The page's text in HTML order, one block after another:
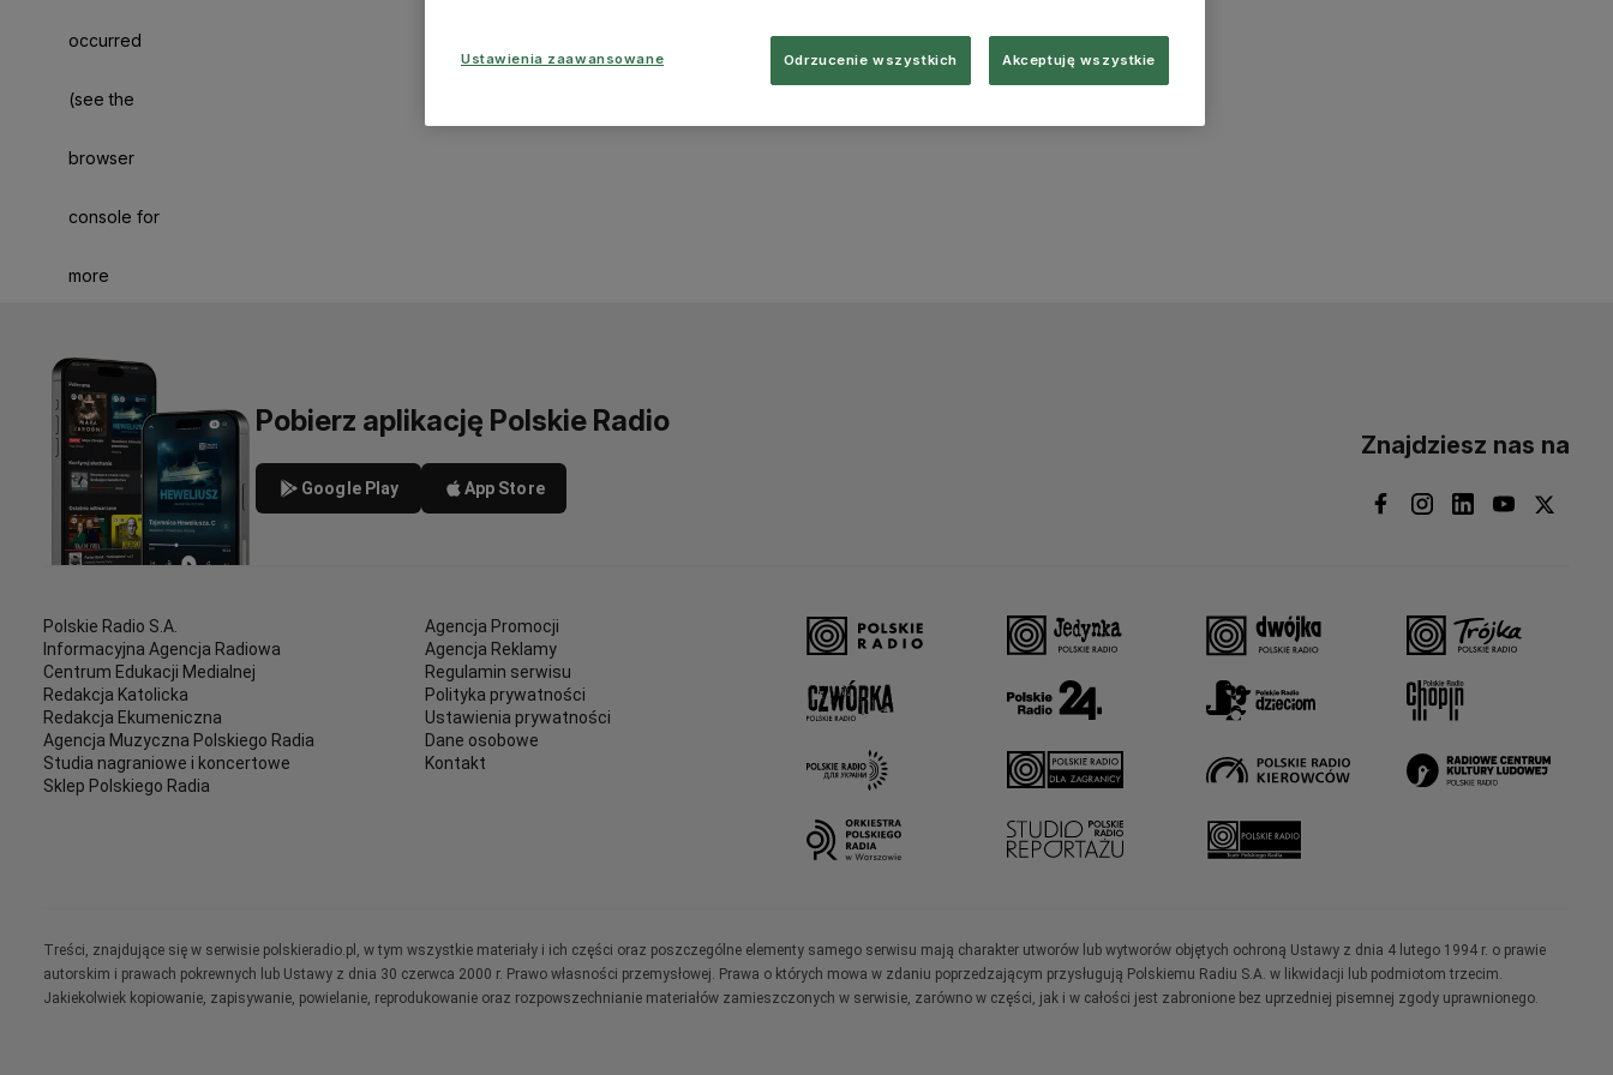
occurred
(see the
browser
console for
more
Pobierz aplikację Polskie Radio
Google Play App Store
Znajdziesz nas na
Polskie Radio S.A.
Informacyjna Agencja Radiowa
Centrum Edukacji Medialnej
Redakcja Katolicka
Redakcja Ekumeniczna
Agencja Muzyczna Polskiego Radia
Studia nagraniowe i koncertowe
Sklep Polskiego Radia
Agencja Promocji
Agencja Reklamy
Regulamin serwisu
Polityka prywatności
Ustawienia prywatności
Dane osobowe
Kontakt
Treści, znajdujące się w serwisie polskieradio.pl, w tym wszystkie materiały i ich części oraz poszczególne elementy samego serwisu mają charakter utworów lub wytworów objętych ochroną Ustawy z dnia 4 lutego 1994 r. o prawie
autorskim i prawach pokrewnych lub Ustawy z dnia 30 czerwca 2000 r. Prawo własności przemysłowej. Prawa o których mowa w zdaniu poprzedzającym przysługują Polskiemu Radiu S.A. w likwidacji lub podmiotom trzecim.
Jakiekolwiek kopiowanie, zapisywanie, powielanie, reprodukowanie oraz rozpowszechnianie materiałów zamieszczonych w serwisie, zarówno w części, jak i w całości jest zabronione bez uprzedniej pisemnej zgody uprawnionego.
Ustawienia zaawansowane Odrzucenie wszystkich Akceptuję wszystkie